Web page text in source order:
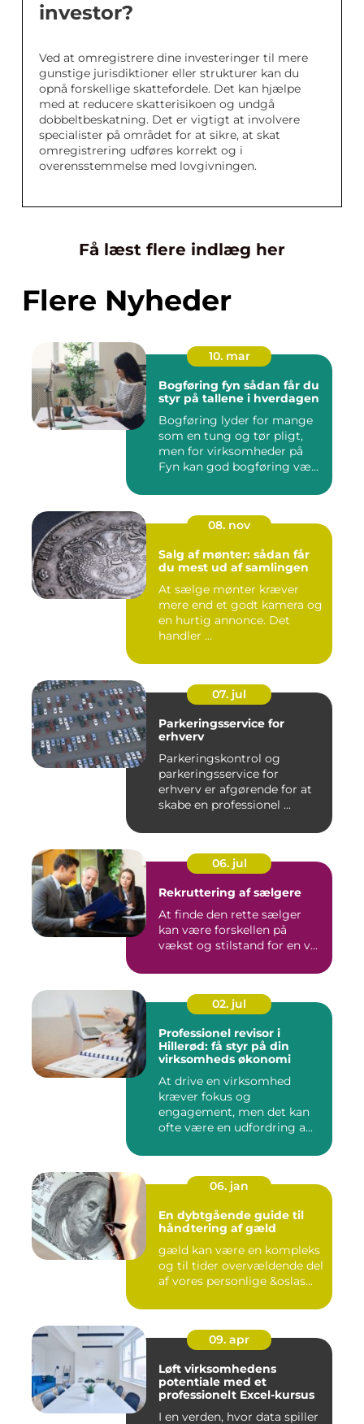
investor?
Ved at omregistrere dine investeringer til mere
gunstige jurisdiktioner eller strukturer kan du
opnå forskellige skattefordele. Det kan hjælpe
med at reducere skatterisikoen og undgå
dobbeltbeskatning. Det er vigtigt at involvere
specialister på området for at sikre, at skat
omregistrering udføres korrekt og i
overensstemmelse med lovgivningen.
Få læst flere indlæg her
Flere Nyheder
10. mar
Bogføring fyn sådan får du
styr på tallene i hverdagen
Bogføring lyder for mange
som en tung og tør pligt,
men for virksomheder på
Fyn kan god bogføring væ...
08. nov
Salg af mønter: sådan får
du mest ud af samlingen
At sælge mønter kræver
mere end et godt kamera og
en hurtig annonce. Det
handler ...
07. jul
Parkeringsservice for
erhverv
Parkeringskontrol og
parkeringsservice for
erhverv er afgørende for at
skabe en professionel ...
06. jul
Rekruttering af sælgere
At finde den rette sælger
kan være forskellen på
vækst og stilstand for en v...
02. jul
Professionel revisor i
Hillerød: få styr på din
virksomheds økonomi
At drive en virksomhed
kræver fokus og
engagement, men det kan
ofte være en udfordring a...
06. jan
En dybtgående guide til
håndtering af gæld
gæld kan være en kompleks
og til tider overvældende del
af vores personlige &oslas...
09. apr
Løft virksomhedens
potentiale med et
professionelt Excel-kursus
I en verden, hvor data spiller